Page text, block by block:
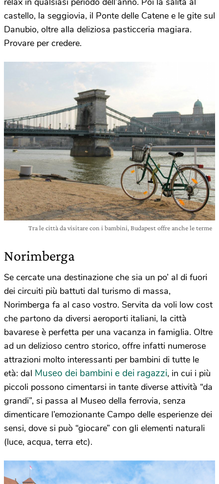
castello, la seggiovia, il Ponte delle Catene e le gite sul
Danubio, oltre alla deliziosa pasticceria magiara.
Provare per credere.
Tra le città da visitare con i bambini, Budapest offre anche le terme
Norimberga
Se cercate una destinazione che sia un po’ al di fuori
dei circuiti più battuti dal turismo di massa,
Norimberga fa al caso vostro. Servita da voli low cost
che partono da diversi aeroporti italiani, la città
bavarese è perfetta per una vacanza in famiglia. Oltre
ad un delizioso centro storico, offre infatti numerose
attrazioni molto interessanti per bambini di tutte le
età: dal Museo dei bambini e dei ragazzi, in cui i più
piccoli possono cimentarsi in tante diverse attività “da
grandi”, si passa al Museo della ferrovia, senza
dimenticare l’emozionante Campo delle esperienze dei
sensi, dove si può “giocare” con gli elementi naturali
(luce, acqua, terra etc).